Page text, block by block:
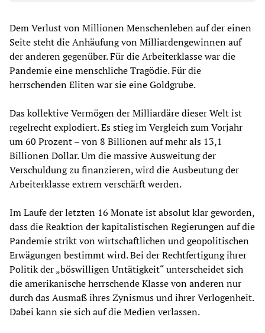
Dem Verlust von Millionen Menschenleben auf der einen
Seite steht die Anhäufung von Milliardengewinnen auf
der anderen gegenüber. Für die Arbeiterklasse war die
Pandemie eine menschliche Tragödie. Für die
herrschenden Eliten war sie eine Goldgrube.
Das kollektive Vermögen der Milliardäre dieser Welt ist
regelrecht explodiert. Es stieg im Vergleich zum Vorjahr
um 60 Prozent – von 8 Billionen auf mehr als 13,1
Billionen Dollar. Um die massive Ausweitung der
Verschuldung zu finanzieren, wird die Ausbeutung der
Arbeiterklasse extrem verschärft werden.
Im Laufe der letzten 16 Monate ist absolut klar geworden,
dass die Reaktion der kapitalistischen Regierungen auf die
Pandemie strikt von wirtschaftlichen und geopolitischen
Erwägungen bestimmt wird. Bei der Rechtfertigung ihrer
Politik der „böswilligen Untätigkeit“ unterscheidet sich
die amerikanische herrschende Klasse von anderen nur
durch das Ausmaß ihres Zynismus und ihrer Verlogenheit.
Dabei kann sie sich auf die Medien verlassen.